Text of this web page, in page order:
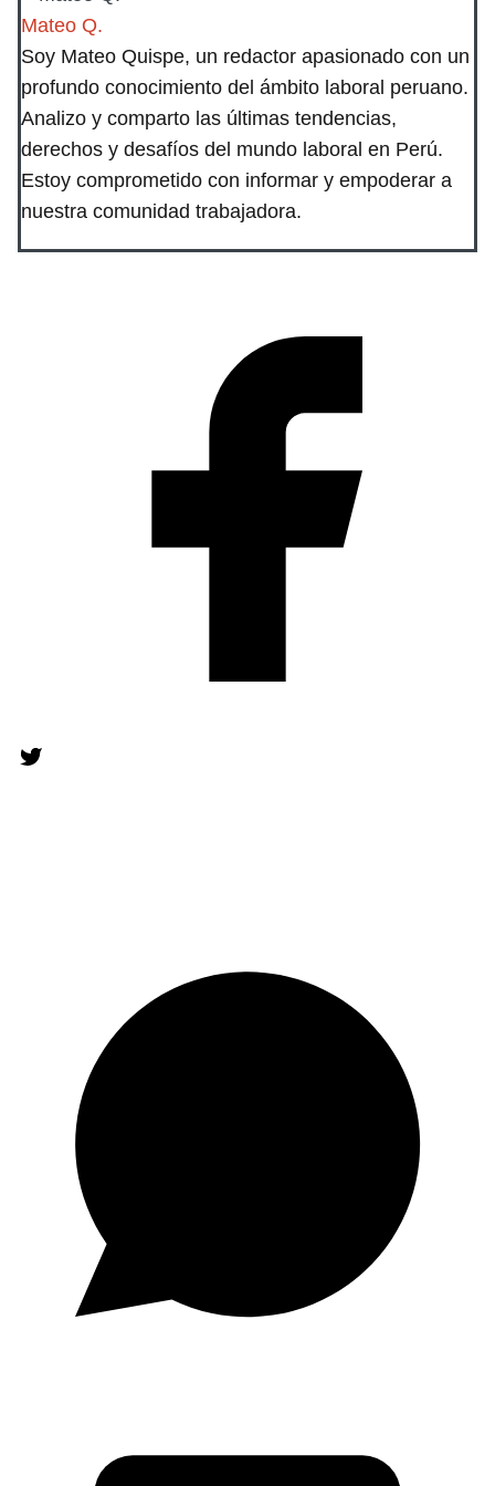
Mateo Q.
Soy Mateo Quispe, un redactor apasionado con un
profundo conocimiento del ámbito laboral peruano.
Analizo y comparto las últimas tendencias,
derechos y desafíos del mundo laboral en Perú.
Estoy comprometido con informar y empoderar a
nuestra comunidad trabajadora.